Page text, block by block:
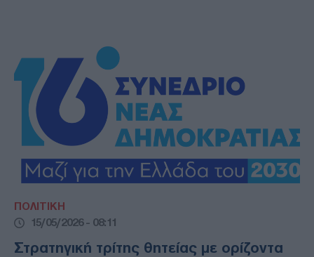
ΠΟΛΙΤΙΚΗ
15/05/2026 - 08:11
Στρατηγική τρίτης θητείας με ορίζοντα